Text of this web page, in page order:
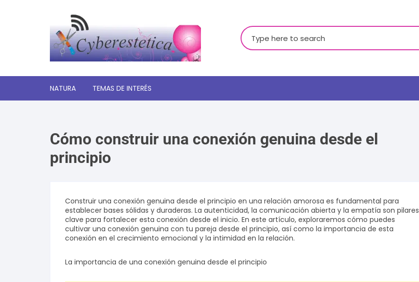
Buscar:
NATURA TEMAS DE INTERÉS
Autoayuda y desarrollo
personal
Estética
Salud y bienestar
Finanzas
Cómo construir una conexión genuina desde el
principio
Construir una conexión genuina desde el principio en una relación amorosa es fundamental para
establecer bases sólidas y duraderas. La autenticidad, la comunicación abierta y la empatía son pilares
clave para fortalecer esta conexión desde el inicio. En este artículo, exploraremos cómo puedes
cultivar una conexión genuina con tu pareja desde el principio, así como la importancia de esta
conexión en el crecimiento emocional y la intimidad en la relación.
La importancia de una conexión genuina desde el principio